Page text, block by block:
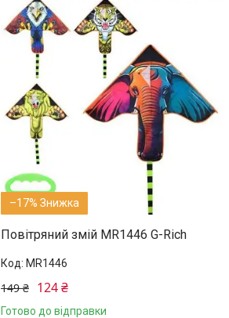
–17%
Повітряний змій MR1446 G-Rich
MR1446
149 ₴ 124 ₴
Готово до відправки